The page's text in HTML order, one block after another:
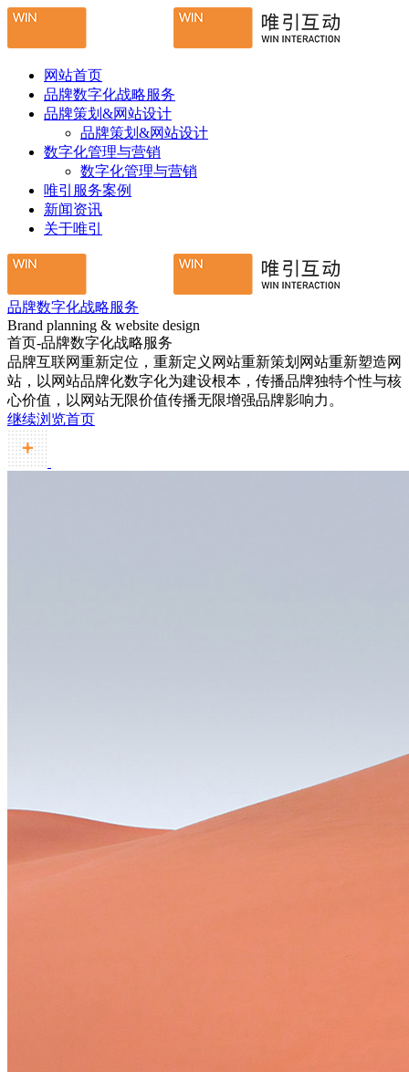
网站首页
品牌数字化战略服务
品牌策划&网站设计
品牌策划&网站设计
数字化管理与营销
数字化管理与营销
唯引服务案例
新闻资讯
关于唯引
品牌数字化战略服务
Brand planning & website design
首页-品牌数字化战略服务
品牌互联网重新定位，重新定义网站重新策划网站重新塑造网
站，以网站品牌化数字化为建设根本，传播品牌独特个性与核
心价值，以网站无限价值传播无限增强品牌影响力。
继续浏览首页